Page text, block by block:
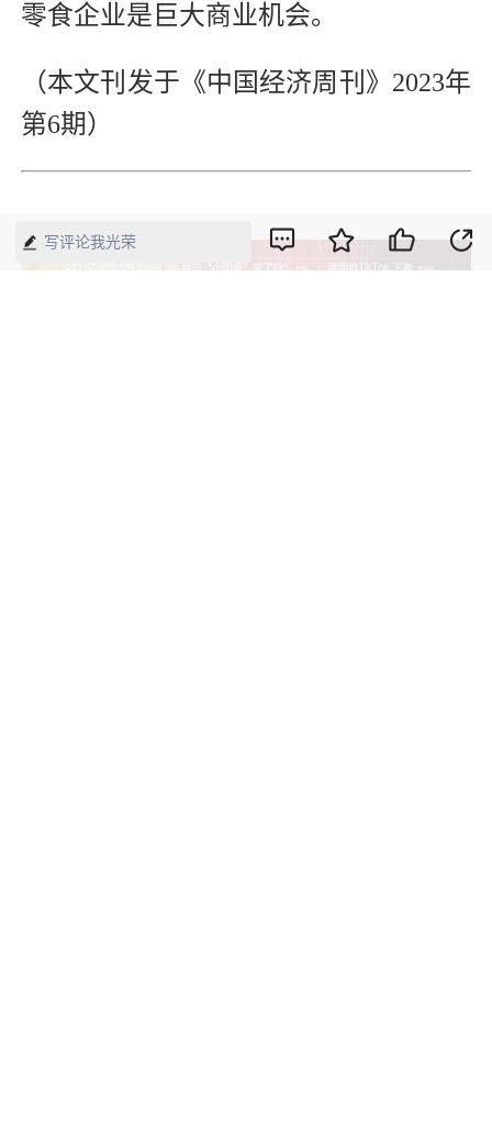
零食企业是巨大商业机会。
（本文刊发于《中国经济周刊》2023年
第6期）
写评论我光荣